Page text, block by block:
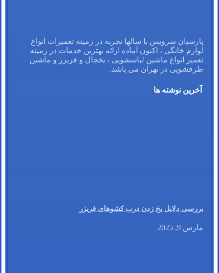
پارسیان سرویس با سالها تجربه در زمینه تعمیرات انواع
لوازم خانگی ، اکنون آماده ارائه بهترین خدمات در زمینه
تعمیر انواع ماشین لباسشویی ، یخچال و فریزر و ماشین
ظرفشویی در تهران می باشد.
آخرین نوشته ها
بررسی دلایل یخ زدن درب کشوهای فریزر
مارس 9, 2025